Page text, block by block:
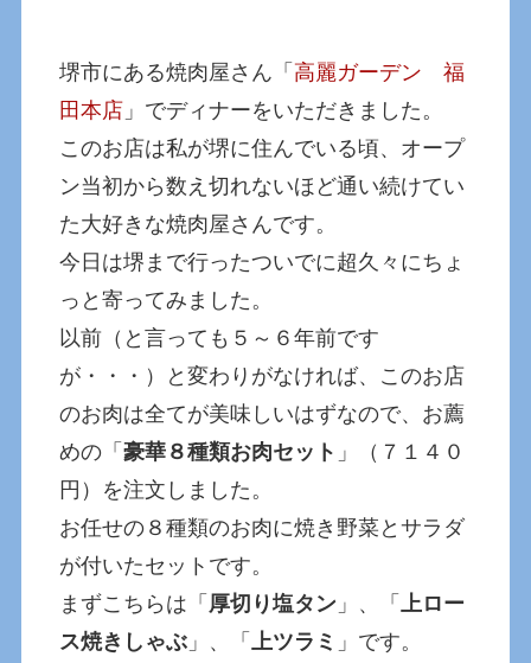
堺市にある焼肉屋さん「高麗ガーデン 福
田本店 」でディナーをいただきました。
このお店は私が堺に住んでいる頃、オープ
ン当初から数え切れないほど通い続けてい
た大好きな焼肉屋さんです。
今日は堺まで行ったついでに超久々にちょ
っと寄ってみました。
以前（と言っても５～６年前です
が・・・）と変わりがなければ、このお店
のお肉は全てが美味しいはずなので、お薦
めの「豪華８種類お肉セット 」（７１４０
円）を注文しました。
お任せの８種類のお肉に焼き野菜とサラダ
が付いたセットです。
まずこちらは「 厚切り塩タン 」、「
上ロー
ス焼きしゃぶ 」、「 上ツラミ 」です。